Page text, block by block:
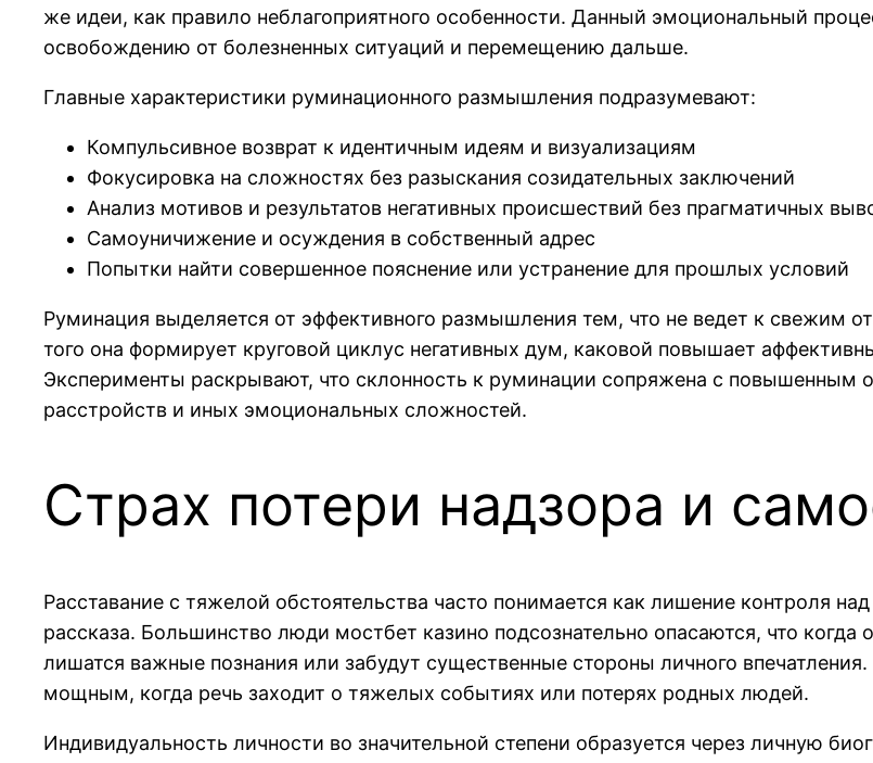
же идеи, как правило неблагоприятного особенности. Данный эмоциональный
освобождению от болезненных ситуаций и перемещению дальше.
Главные характеристики руминационного размышления подразумевают:
Компульсивное возврат к идентичным идеям и визуализациям
Фокусировка на сложностях без разыскания созидательных заключений
Анализ мотивов и результатов негативных происшествий без прагматичных
Самоуничижение и осуждения в собственный адрес
Попытки найти совершенное пояснение или устранение для прошлых условий
Руминация выделяется от эффективного размышления тем, что не ведет к свежим
того она формирует круговой циклус негативных дум, каковой повышает
Эксперименты раскрывают, что склонность к руминации сопряжена с повышенным
расстройств и иных эмоциональных сложностей.
Страх потери надзора и
Расставание с тяжелой обстоятельства часто понимается как лишение контроля
рассказа. Большинство люди мостбет казино подсознательно опасаются, что
лишатся важные познания или забудут существенные стороны личного
мощным, когда речь заходит о тяжелых событиях или потерях родных людей.
Индивидуальность личности во значительной степени образуется через личную